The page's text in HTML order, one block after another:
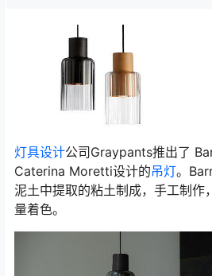
灯具设计公司Graypants推出了
Caterina Moretti设计的吊灯。
泥土中提取的粘土制成，手工制作
量着色。